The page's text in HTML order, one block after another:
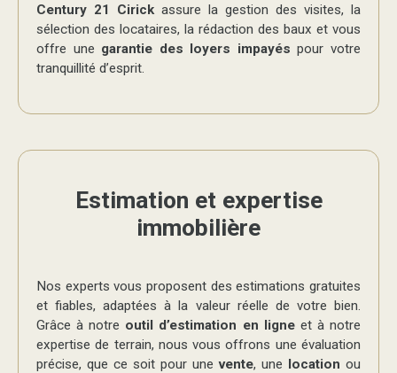
Century 21 Cirickassure la gestion des visites, la
sélection des locataires, la rédaction des baux et vous
offre une garantie des loyers impayés pour votre
tranquillité d’esprit.
Estimation et expertise
immobilière
Nos experts vous proposent des estimations gratuites
et fiables, adaptées à la valeur réelle de votre bien.
Grâce à notre outil d’estimation en ligneet à notre
expertise de terrain, nous vous offrons une évaluation
précise, que ce soit pour unevente, une location ou